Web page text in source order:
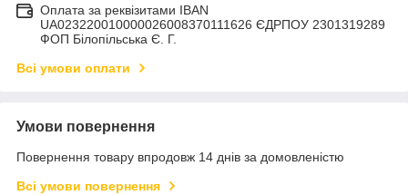
Оплата за реквізитами IBAN
UA023220010000026008370111626 ЄДРПОУ 2301319289
ФОП Білопільська Є. Г.
Всі умови оплати
Умови повернення
Повернення товару впродовж 14 днів за домовленістю
Всі умови повернення